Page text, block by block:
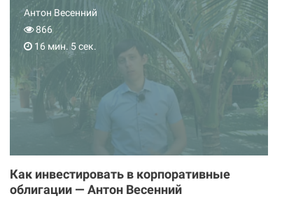
Антон Весенний
866
16 мин. 5 сек.
Как инвестировать в корпоративные
облигации — Антон Весенний